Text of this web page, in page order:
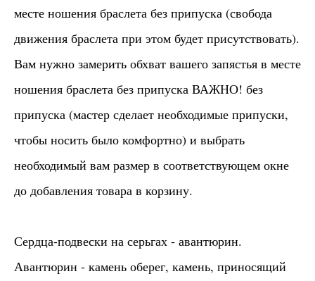
месте ношения браслета без припуска (свобода
движения браслета при этом будет присутствовать).
Вам нужно замерить обхват вашего запястья в месте
ношения браслета без припуска ВАЖНО! без
припуска (мастер сделает необходимые припуски,
чтобы носить было комфортно) и выбрать
необходимый вам размер в соответствующем окне
до добавления товара в корзину.
Сердца-подвески на серьгах - авантюрин.
Авантюрин - камень оберег, камень, приносящий